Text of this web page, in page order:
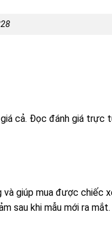
cả. Đọc đánh giá trực
và giúp mua được chiếc
sau khi mẫu mới ra mắt.